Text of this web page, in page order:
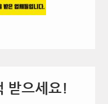
받으세요!